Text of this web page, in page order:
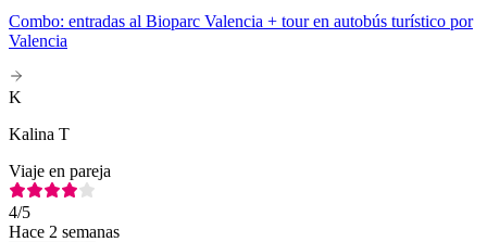
Combo: entradas al Bioparc Valencia + tour en autobús turístico por
Valencia
K
Kalina T
Viaje en pareja
4/5
Hace 2 semanas